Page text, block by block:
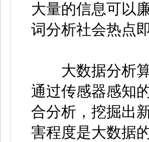
大量的信息可以
词分析社会热点
大数据分析算
通过传感器感知
合分析，挖掘出
害程度是大数据